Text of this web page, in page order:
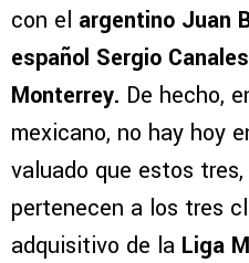
con el argentino Juan
español Sergio
Monterrey. De hecho,
mexicano, no hay hoy
valuado que estos
pertenecen a los tres
adquisitivo de la Liga